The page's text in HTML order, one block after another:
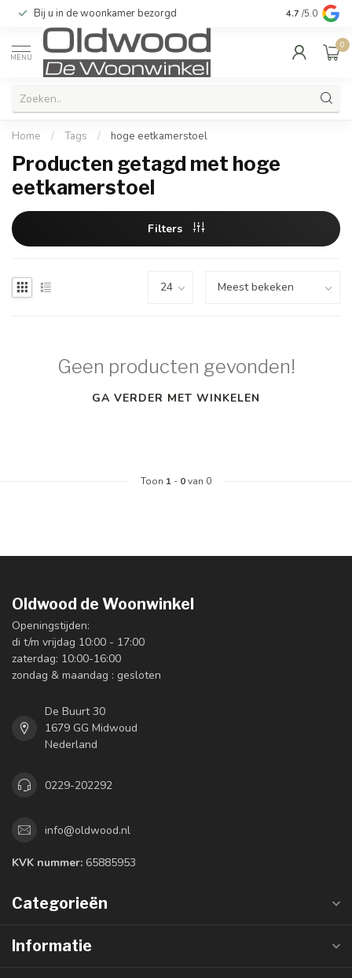
Bij u in de woonkamer bezorgd Kwaliteit &
4.7 /5.0
MENU
0
Home / Tags / hoge eetkamerstoel
Producten getagd met hoge
eetkamerstoel
Filters
Geen producten gevonden!
GA VERDER MET WINKELEN
Toon 1 - 0van 0
Oldwood de Woonwinkel
Openingstijden:
di t/m vrijdag 10:00 - 17:00
zaterdag: 10:00-16:00
zondag & maandag : gesloten
De Buurt 30
1679 GG Midwoud
Nederland
0229-202292
info@oldwood.nl
KVK nummer: 65885953
Categorieën
Informatie